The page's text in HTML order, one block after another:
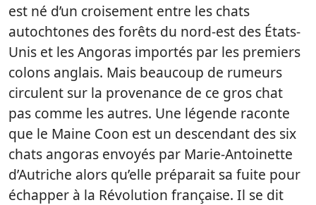
est né d’un croisement entre les chats
autochtones des forêts du nord-est des États-
Unis et les Angoras importés par les premiers
colons anglais. Mais beaucoup de rumeurs
circulent sur la provenance de ce gros chat
pas comme les autres. Une légende raconte
que le Maine Coon est un descendant des six
chats angoras envoyés par Marie-Antoinette
d’Autriche alors qu’elle préparait sa fuite pour
échapper à la Révolution française. Il se dit